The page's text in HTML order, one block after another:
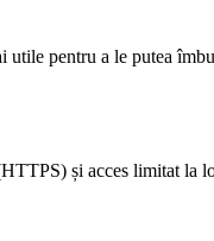
pentru a le putea
și acces limitat la